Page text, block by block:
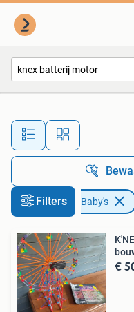
Alle
Filters
Kinderen en Baby's
€